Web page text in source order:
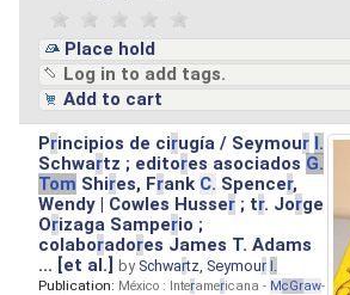
Place hold
Log in to add tags.
Add to cart
Principios de cirugía / Seymour I.
Schwartz ; editores asociados G.
Tom Shires, Frank C. Spencer,
Wendy | Cowles Husser ; tr. Jorge
Orizaga Samperio ;
colaboradores James T. Adams
... [et al.]by Schwartz, Seymour I.
Publication: México : Interamericana - McGraw-